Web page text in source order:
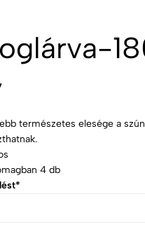
természetes elesége a
4 db